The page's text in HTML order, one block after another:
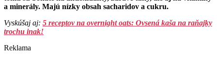
a minerály. Majú nízky obsah sacharidov a cukru.
Vyskúšaj aj: 5 receptov na overnight oats: Ovsená kaša na raňajky
trochu inak!
Reklama